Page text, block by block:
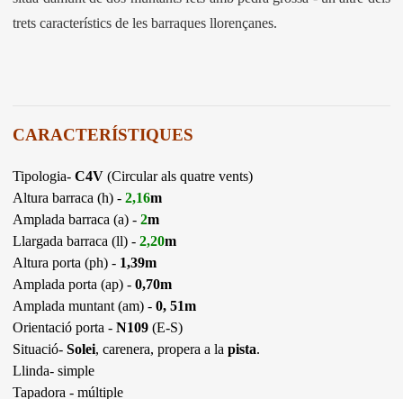
trets característics de les barraques llorençanes.
CARACTERÍSTIQUES
Tipologia-C4V (Circular als quatre vents)
Altura barraca (h) -2,16m
Amplada barraca (a) - 2m
Llargada barraca (ll) -2,20m
Altura porta (ph) - 1,39m
Amplada porta (ap) -0,70m
Amplada muntant (am) -0, 51m
Orientació porta -N109 (E-S)
Situació-Solei, carenera, propera a lapista.
Llinda- simple
Tapadora - múltiple